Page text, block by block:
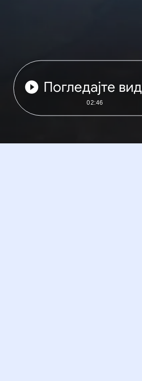
Погледајте
02:46